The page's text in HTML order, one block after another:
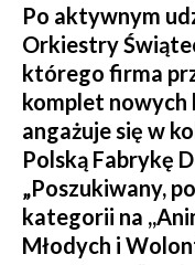
Po aktywnym
Orkiestry
którego firma
komplet nowych
angażuje się w
Polską Fabrykę
„Poszukiwany,
kategorii na
Młodych i